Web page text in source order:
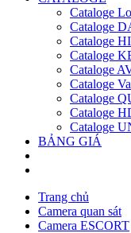
Cataloge
Cataloge
Cataloge
Cataloge
Cataloge
Cataloge
Cataloge
Cataloge
Cataloge
BẢNG GIÁ
Trang chủ
Camera quan sát
Camera ESCORT